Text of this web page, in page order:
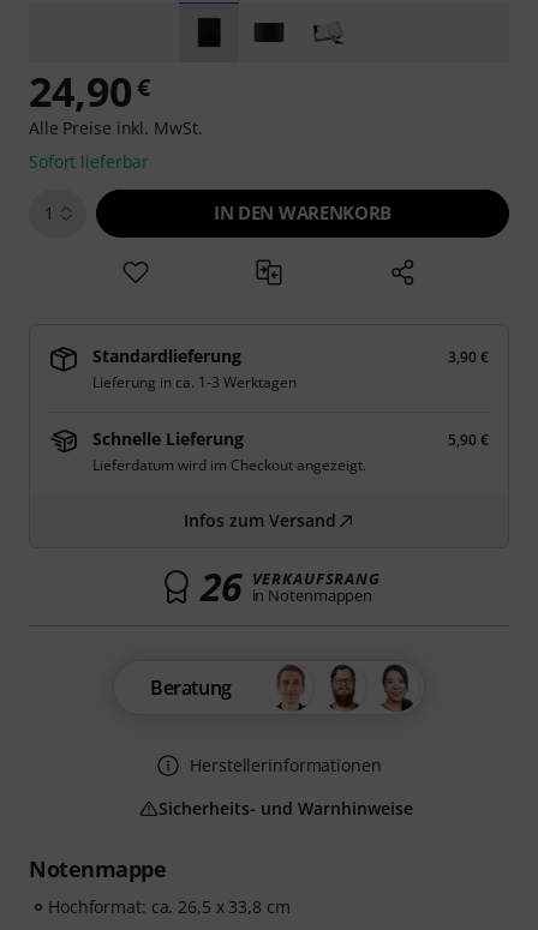
Notenmappe
Hochformat: ca. 26,5 x 33,8 cm
24,90€
Alle Preise inkl. MwSt.
Sofort lieferbar
1 IN DEN WARENKORB
Standardlieferung
3,90 €
Lieferung in ca. 1-3 Werktagen
Schnelle Lieferung
5,90 €
Lieferdatum wird im Checkout angezeigt.
Infos zum Versand
26 VERKAUFSRANG
in Notenmappen
Beratung
Herstellerinformationen
Sicherheits- und Warnhinweise